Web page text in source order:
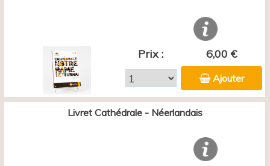
Prix : 6,00 €
Ajouter
Livret Cathédrale - Néerlandais